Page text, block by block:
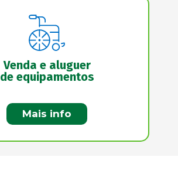
Venda e aluguer
de equipamentos
Mais info